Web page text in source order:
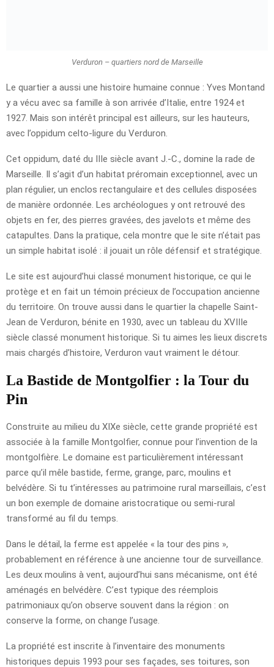
Verduron – quartiers nord de Marseille
Le quartier a aussi une histoire humaine connue : Yves Montand
y a vécu avec sa famille à son arrivée d’Italie, entre 1924 et
1927. Mais son intérêt principal est ailleurs, sur les hauteurs,
avec l’oppidum celto-ligure du Verduron.
Cet oppidum, daté du IIIe siècle avant J.-C., domine la rade de
Marseille. Il s’agit d’un habitat préromain exceptionnel, avec un
plan régulier, un enclos rectangulaire et des cellules disposées
de manière ordonnée. Les archéologues y ont retrouvé des
objets en fer, des pierres gravées, des javelots et même des
catapultes. Dans la pratique, cela montre que le site n’était pas
un simple habitat isolé : il jouait un rôle défensif et stratégique.
Le site est aujourd’hui classé monument historique, ce qui le
protège et en fait un témoin précieux de l’occupation ancienne
du territoire. On trouve aussi dans le quartier la chapelle Saint-
Jean de Verduron, bénite en 1930, avec un tableau du XVIIIe
siècle classé monument historique. Si tu aimes les lieux discrets
mais chargés d’histoire, Verduron vaut vraiment le détour.
La Bastide de Montgolfier : la Tour du
Pin
Construite au milieu du XIXe siècle, cette grande propriété est
associée à la famille Montgolfier, connue pour l’invention de la
montgolfière. Le domaine est particulièrement intéressant
parce qu’il mêle bastide, ferme, grange, parc, moulins et
belvédère. Si tu t’intéresses au patrimoine rural marseillais, c’est
un bon exemple de domaine aristocratique ou semi-rural
transformé au fil du temps.
Dans le détail, la ferme est appelée « la tour des pins »,
probablement en référence à une ancienne tour de surveillance.
Les deux moulins à vent, aujourd’hui sans mécanisme, ont été
aménagés en belvédère. C’est typique des réemplois
patrimoniaux qu’on observe souvent dans la région : on
conserve la forme, on change l’usage.
La propriété est inscrite à l’inventaire des monuments
historiques depuis 1993 pour ses façades, ses toitures, son